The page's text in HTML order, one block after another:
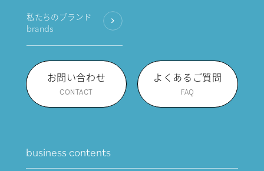
私たちのブランド
brands
お問い合わせ
CONTACT
よくあるご質問
FAQ
business contents